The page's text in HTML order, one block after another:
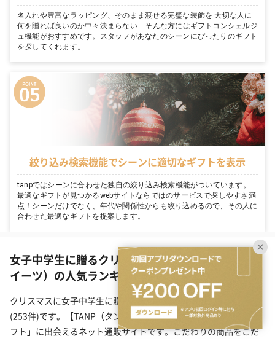
名入れや豊富なラッピング、そのまま渡せる完璧な装飾を 大切な人に
何を贈れば良いのか中々決まらない… そんな方にはギフトコンシェルジ
ュ機能がおすすめです。スタッフがあなたのシーンにぴったりのギフト
を探してくれます。
絞り込み検索機能でシーンに適切なギフトを表示
tanpではシーンに合わせた独自の絞り込み検索機能がついています。
最適なギフトが見つかるwebサイトならではのサービスで探しやすさ満
点！シーンだけでなく、年代や関係性からも絞り込めるので、その人に
合わせた最適なギフトを提案します。
女子中学生に贈るクリスマスプレゼント（食品・ス
イーツ）の人気ランキング(253件)
クリスマスに女子中学生に贈る食品・スイーツのプレゼント一覧
(253件)です。【TANP（タンプ）】は大切な日にぴったりな「ギ
フト」に出会えるネット通販サイトです。こだわりの商品をこだ